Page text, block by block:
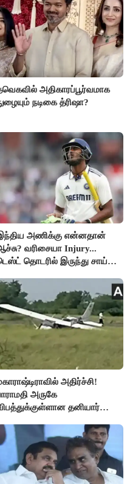
அதிகாரப்பூர்வமாக
நடிகை த்ரிஷா?
அணிக்கு என்னதான்
வரிசையா Injury...
தொடரில் இருந்து சாய்
அதிர்ச்சி!
அருகே
தனியார்